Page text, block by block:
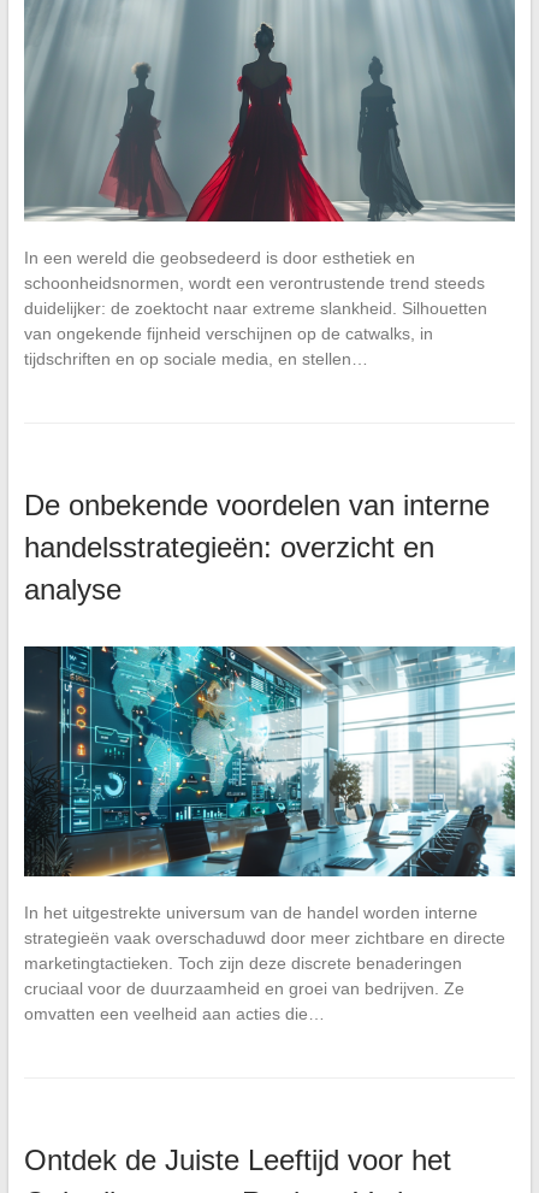
In een wereld die geobsedeerd is door esthetiek en
schoonheidsnormen, wordt een verontrustende trend steeds
duidelijker: de zoektocht naar extreme slankheid. Silhouetten
van ongekende fijnheid verschijnen op de catwalks, in
tijdschriften en op sociale media, en stellen…
De onbekende voordelen van interne
handelsstrategieën: overzicht en
analyse
In het uitgestrekte universum van de handel worden interne
strategieën vaak overschaduwd door meer zichtbare en directe
marketingtactieken. Toch zijn deze discrete benaderingen
cruciaal voor de duurzaamheid en groei van bedrijven. Ze
omvatten een veelheid aan acties die…
Ontdek de Juiste Leeftijd voor het